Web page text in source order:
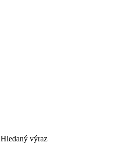
Hledaný výraz